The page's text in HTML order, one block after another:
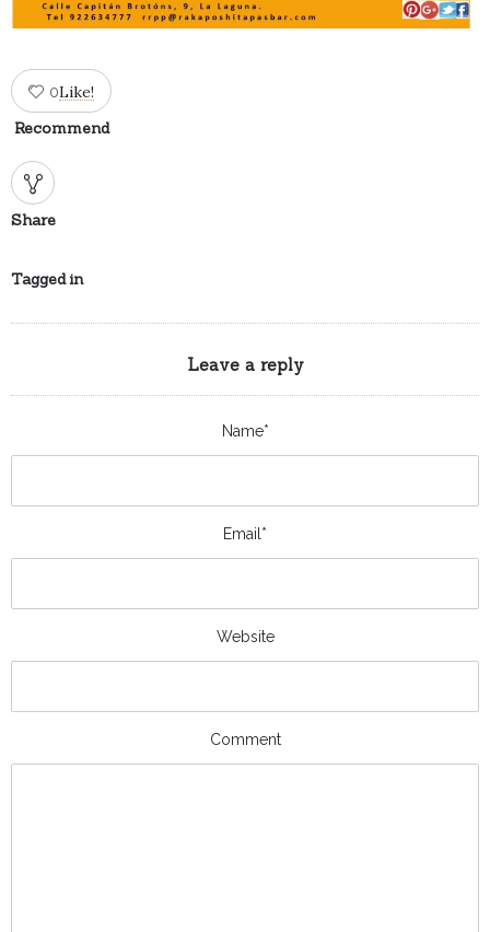
0Like!
Recommend
Share
Tagged in
Leave a reply
Name*
Email*
Website
Comment